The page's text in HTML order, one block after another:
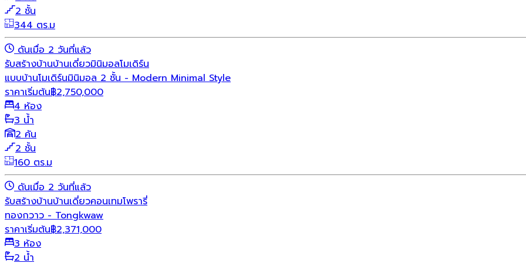
2 ชั้น
344 ตร.ม
ดันเมื่อ 2 วันที่แล้ว
รับสร้างบ้านบ้านเดี่ยวมินิมอลโมเดิร์น
แบบบ้านโมเดิร์นมินิมอล 2 ชั้น - Modern Minimal Style
ราคาเริ่มต้น฿2,750,000
4 ห้อง
3 น้ำ
2 คัน
2 ชั้น
160 ตร.ม
ดันเมื่อ 2 วันที่แล้ว
รับสร้างบ้านบ้านเดี่ยวคอนเทมโพรารี่
ทองกวาว - Tongkwaw
ราคาเริ่มต้น฿2,371,000
3 ห้อง
2 น้ำ